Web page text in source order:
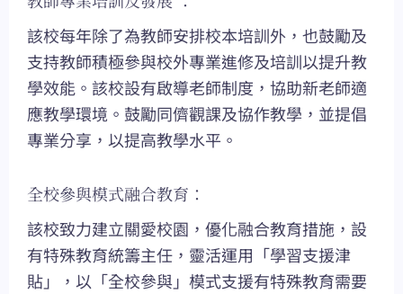
該校每年除了為教師安排校本培訓外，也鼓勵及
支持教師積極參與校外專業進修及培訓以提升教
學效能。該校設有啟導老師制度，協助新老師適
應教學環境。鼓勵同儕觀課及協作教學，並提倡
專業分享，以提高教學水平。
全校參與模式融合教育：
該校致力建立關愛校園，優化融合教育措施，設
有特殊教育統籌主任，靈活運用「學習支援津
貼」，以「全校參與」模式支援有特殊教育需要